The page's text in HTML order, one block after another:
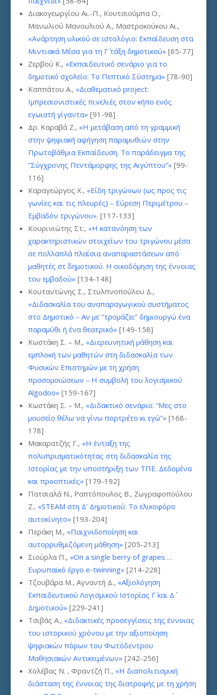
Διακογεωργίου Αι.-Π., Κουτσιούμπα Ο.,
Μανωλιού Μανουλιού Α., Μαστροκούκου Αι.,
«Ανάρτηση υλικού σε ιστολόγιο: Εκπαίδευση στα
Μιντιακά Μέσα για τη Γ΄ τάξη δημοτικού» [65-77]
Ζερβού Κ., «Εκπαιδευτικό σενάριο για το
δημοτικό σχολείο: Το Πεπτικό Σύστημα» [78-90]
Καππάτου Α., «Διαθεματικό project:
Ιμπρεσιονιστικές πινελιές στον κήπο ενός
εγωιστή γίγαντα» [91-98]
Δρ. Καραβά Ζ., «Η μετάβαση από τη γραμμική
στην ψηφιακή αφήγηση παραμυθιών στην
Πρωτοβάθμια Εκπαίδευση. Το παράδειγμα της
“Σύγχρονης Πεντάμορφης της Αιγύπτου”» [99-
116]
Καραγεώργος Χ., «Είδη τριγώνων (ως προς τις
γωνίες και τις πλευρές) – Εύρεση Περιμέτρου –
Εμβαδόν τριγώνου». [117-133]
Κουρινιώτης Στ., «Η κατανόηση των
χαρακτηριστικών στοιχείων του τριγώνου μέσα
σε πολλαπλά πλαίσια αναπαραστάσεων από
μαθητές στ΄ δημοτικού. Η οικοδόμηση της έννοιας
του εμβαδού» [134-148]
Κουταντώνης Σ., Στυλπνοπούλου Δ.,
«Διδασκαλία του αναπαραγωγικού συστήματος
στο Δημοτικό – Αν με ‘’τρομάζει‘’ δημιουργώ ένα
παραμύθι ή ένα θεατρικό» [149-158]
Κωστάκη Σ. – Μ., «Διερευνητική μάθηση και
εμπλοκή των μαθητών στη διδασκαλία των
Φυσικών Επιστημών με τη χρήση
προσομοιώσεων – Η συμβολή του λογισμικού
Algodoo» [159-167]
Κωστάκη Σ. – Μ., «Διδακτικό σενάριο: “Μες στο
μουσείο θέλω να γίνω πορτρέτο κι εγώ”» [168-
178]
Μακαρατζής Γ., «Η ένταξη της
πολυπρισματικότητας στη διδασκαλία της
Ιστορίας με την υποστήριξη των ΤΠΕ. Δεδομένα
και προοπτικές» [179-192]
Πατσιαλά Ν., Ραπτόπουλος Β., Ζωγραφοπούλου
Ζ., «STEAM στη Δ’ Δημοτικού: Το ελικοφόρο
αυτοκίνητο» [193-204]
Περάκη Μ., «Παιχνιδοποίηση και
αυτορρυθμιζόμενη μάθηση» [205-213]
Σιούρλα Π., «On a single berry of grapes …
Ευρωπαϊκό έργο e-twinning» [214-228]
Τζουβάρα Μ., Αγναντή Δ., «Αξιολόγηση
Εκπαιδευτικού Λογισμικού Ιστορίας Γ΄ και Δ΄
Δημοτικού» [229-241]
Τσιβάς Α., «Διδακτικές προσεγγίσεις της έννοιας
του ιστορικού χρόνου με την αξιοποίηση
ψηφιακών πόρων του Φωτόδεντρου
Μαθησιακών Αντικειμένων» [242-256]
Χολέβας Ν. , Φραντζή Π., «Η διαπολιτισμική
διάσταση της έννοιας της διατροφής με τη χρήση